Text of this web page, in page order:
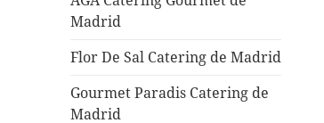
Madrid
Flor De Sal Catering de Madrid
Gourmet Paradis Catering de
Madrid